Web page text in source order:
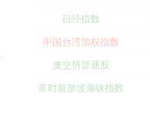
日经指数
中国台湾加权指数
澳交所普通股
富时新加坡海峡指数